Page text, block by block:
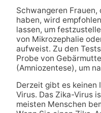
Schwangeren
haben, wird
lassen, um
von Mikrozephalie
aufweist. Zu den
Probe von
(Amniozentese), um
Derzeit gibt es keinen
Virus. Das Zika-Virus
meisten Menschen